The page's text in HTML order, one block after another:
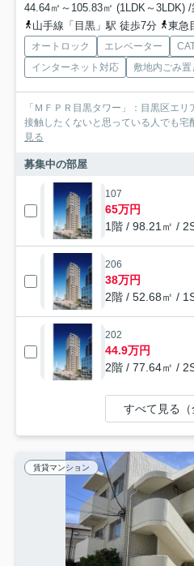
44.64㎡～105.83㎡ (1LDK～3LDK)
山手線「目黒」駅 徒歩7分
東急
オートロック エレベーター
インターネット対応
敷地内ごみ置
「ＭＦＰＲ目黒タワー」：目黒区エ
接触したくないと思っている人でも宅
見る
募集中の部屋
107
65万円
1階 / 98.21㎡ /
206
38万円
2階 / 52.68㎡ /
202
44.9万円
2階 / 77.64㎡ /
すべて見る（
賃貸マンション